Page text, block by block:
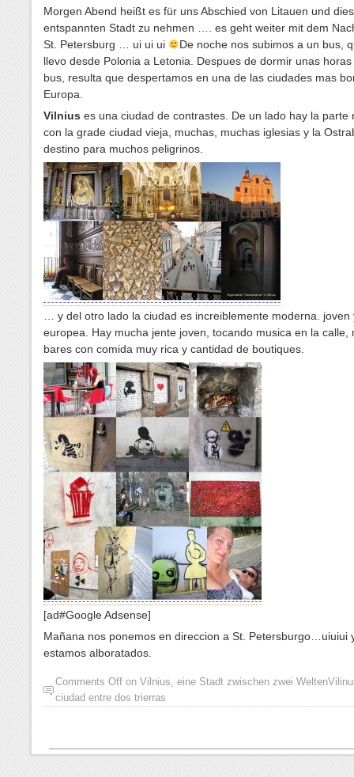
Morgen Abend heißt es für uns Abschied von Litauen und
entspannten Stadt zu nehmen …. es geht weiter mit dem
St. Petersburg … ui ui ui
De noche nos subimos a un bus,
llevo desde Polonia a Letonia. Despues de dormir unas
bus, resulta que despertamos en una de las ciudades mas
Europa.
Vilnius es una ciudad de contrastes. De un lado hay la parte
con la grade ciudad vieja, muchas, muchas iglesias y la
destino para muchos peligrinos.
… y del otro lado la ciudad es increiblemente moderna. joven
europea. Hay mucha jente joven, tocando musica en la calle,
bares con comida muy rica y cantidad de boutiques.
[ad#Google Adsense]
Mañana nos ponemos en direccion a St. Petersburgo…uiuiui
estamos alboratados.
Comments Off on Vilnius, eine Stadt zwischen zwei Welten
ciudad entre dos trierras